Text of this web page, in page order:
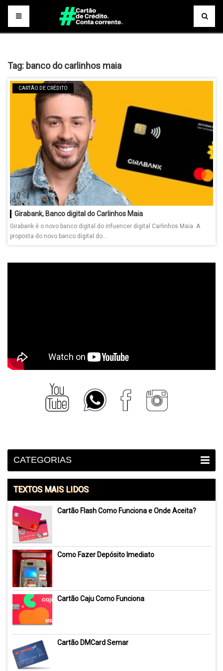
Tag: banco do carlinhos maia
CARTÃO DE CRÉDITO
Girabank, Banco digital do Carlinhos Maia
Girabank é o novo banco digital do infuencer digital Carlinhos Maia. A
proposta do novo banco digital do...
CATEGORIAS
TEXTOS MAIS LIDOS
Cartão Flash Como Funciona e Onde Aceita?
Como Fazer Depósito Imediato
Cartão Caju Como Funciona
Cartão DMCard Semar